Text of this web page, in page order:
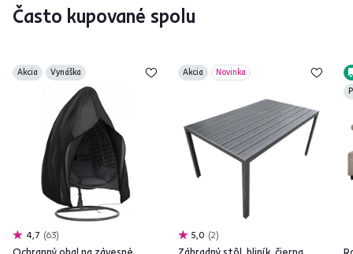
Často kupované spolu
Akcia Vynáška
4,7 63
Akcia Novinka
5,0 2